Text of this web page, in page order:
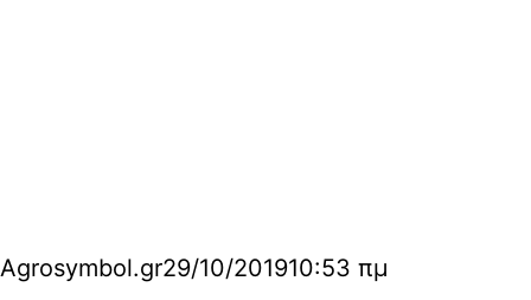
Agrosymbol.gr29/10/201910:53 πμ